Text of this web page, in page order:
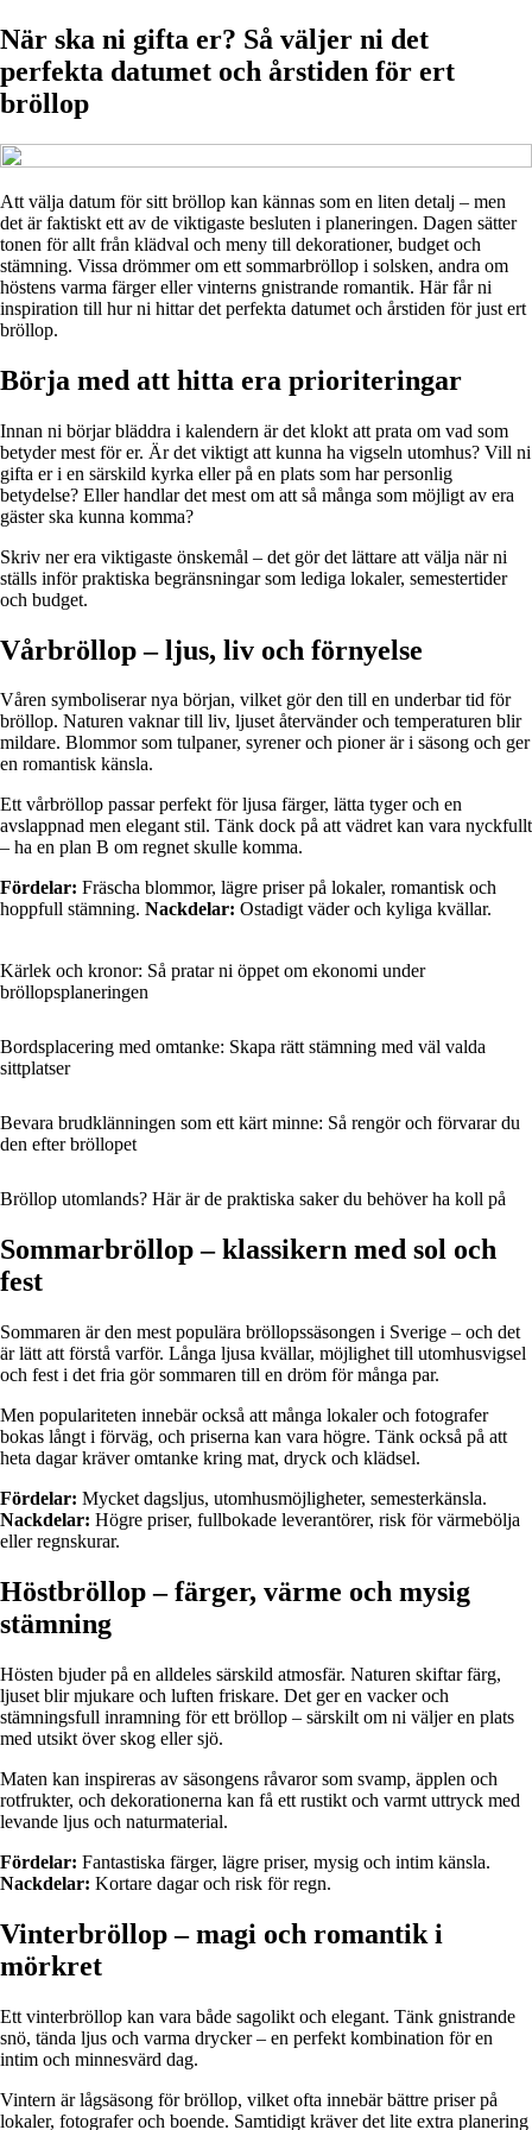
När ska ni gifta er? Så väljer ni det
perfekta datumet och årstiden för ert
bröllop
Att välja datum för sitt bröllop kan kännas som en liten detalj – men
det är faktiskt ett av de viktigaste besluten i planeringen. Dagen sätter
tonen för allt från klädval och meny till dekorationer, budget och
stämning. Vissa drömmer om ett sommarbröllop i solsken, andra om
höstens varma färger eller vinterns gnistrande romantik. Här får ni
inspiration till hur ni hittar det perfekta datumet och årstiden för just ert
bröllop.
Börja med att hitta era prioriteringar
Innan ni börjar bläddra i kalendern är det klokt att prata om vad som
betyder mest för er. Är det viktigt att kunna ha vigseln utomhus? Vill ni
gifta er i en särskild kyrka eller på en plats som har personlig
betydelse? Eller handlar det mest om att så många som möjligt av era
gäster ska kunna komma?
Skriv ner era viktigaste önskemål – det gör det lättare att välja när ni
ställs inför praktiska begränsningar som lediga lokaler, semestertider
och budget.
Vårbröllop – ljus, liv och förnyelse
Våren symboliserar nya början, vilket gör den till en underbar tid för
bröllop. Naturen vaknar till liv, ljuset återvänder och temperaturen blir
mildare. Blommor som tulpaner, syrener och pioner är i säsong och ger
en romantisk känsla.
Ett vårbröllop passar perfekt för ljusa färger, lätta tyger och en
avslappnad men elegant stil. Tänk dock på att vädret kan vara nyckfullt
– ha en plan B om regnet skulle komma.
Fördelar: Fräscha blommor, lägre priser på lokaler, romantisk och
hoppfull stämning. Nackdelar: Ostadigt väder och kyliga kvällar.
Kärlek och kronor: Så pratar ni öppet om ekonomi under
bröllopsplaneringen
Bordsplacering med omtanke: Skapa rätt stämning med väl valda
sittplatser
Bevara brudklänningen som ett kärt minne: Så rengör och förvarar du
den efter bröllopet
Bröllop utomlands? Här är de praktiska saker du behöver ha koll på
Sommarbröllop – klassikern med sol och
fest
Sommaren är den mest populära bröllopssäsongen i Sverige – och det
är lätt att förstå varför. Långa ljusa kvällar, möjlighet till utomhusvigsel
och fest i det fria gör sommaren till en dröm för många par.
Men populariteten innebär också att många lokaler och fotografer
bokas långt i förväg, och priserna kan vara högre. Tänk också på att
heta dagar kräver omtanke kring mat, dryck och klädsel.
Fördelar: Mycket dagsljus, utomhusmöjligheter, semesterkänsla.
Nackdelar: Högre priser, fullbokade leverantörer, risk för värmebölja
eller regnskurar.
Höstbröllop – färger, värme och mysig
stämning
Hösten bjuder på en alldeles särskild atmosfär. Naturen skiftar färg,
ljuset blir mjukare och luften friskare. Det ger en vacker och
stämningsfull inramning för ett bröllop – särskilt om ni väljer en plats
med utsikt över skog eller sjö.
Maten kan inspireras av säsongens råvaror som svamp, äpplen och
rotfrukter, och dekorationerna kan få ett rustikt och varmt uttryck med
levande ljus och naturmaterial.
Fördelar: Fantastiska färger, lägre priser, mysig och intim känsla.
Nackdelar: Kortare dagar och risk för regn.
Vinterbröllop – magi och romantik i
mörkret
Ett vinterbröllop kan vara både sagolikt och elegant. Tänk gnistrande
snö, tända ljus och varma drycker – en perfekt kombination för en
intim och minnesvärd dag.
Vintern är lågsäsong för bröllop, vilket ofta innebär bättre priser på
lokaler, fotografer och boende. Samtidigt kräver det lite extra planering